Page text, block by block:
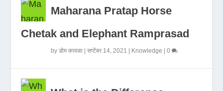
Maharana Pratap Horse
Chetak and Elephant Ramprasad
byडोम कावळा |सप्टेंबर 14, 2021 Knowledge |0